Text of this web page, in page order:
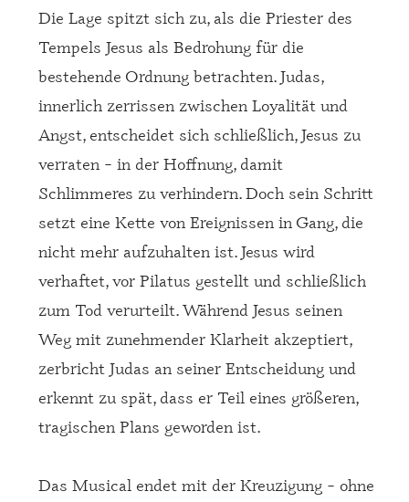
Die Lage spitzt sich zu, als die Priester des
Tempels Jesus als Bedrohung für die
bestehende Ordnung betrachten. Judas,
innerlich zerrissen zwischen Loyalität und
Angst, entscheidet sich schließlich, Jesus zu
verraten – in der Hoffnung, damit
Schlimmeres zu verhindern. Doch sein Schritt
setzt eine Kette von Ereignissen in Gang, die
nicht mehr aufzuhalten ist. Jesus wird
verhaftet, vor Pilatus gestellt und schließlich
zum Tod verurteilt. Während Jesus seinen
Weg mit zunehmender Klarheit akzeptiert,
zerbricht Judas an seiner Entscheidung und
erkennt zu spät, dass er Teil eines größeren,
tragischen Plans geworden ist.
Das Musical endet mit der Kreuzigung – ohne